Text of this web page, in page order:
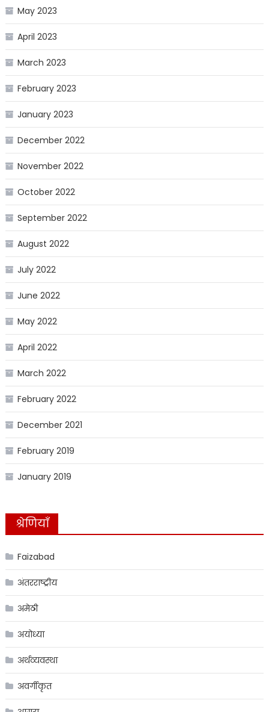
May 2023
April 2023
March 2023
February 2023
January 2023
December 2022
November 2022
October 2022
September 2022
August 2022
July 2022
June 2022
May 2022
April 2022
March 2022
February 2022
December 2021
February 2019
January 2019
श्रेणियाँ
Faizabad
अंतरराष्ट्रीय
अमेठी
अयोध्या
अर्थव्यवस्था
अवर्गीकृत